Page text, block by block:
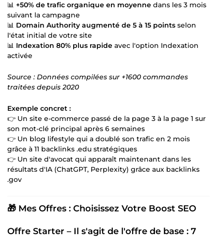
📊 +50% de trafic organique en moyenne dans les 3 mois
suivant la campagne
📊 Domain Authority augmenté de 5 à 15 points selon
l'état initial de votre site
📊 Indexation 80% plus rapide avec l'option Indexation
activée
Source : Données compilées sur +1600 commandes
traitées depuis 2020
Exemple concret :
👉 Un site e-commerce passé de la page 3 à la page 1 sur
son mot-clé principal après 6 semaines
👉 Un blog lifestyle qui a doublé son trafic en 2 mois
grâce à 11 backlinks .edu stratégiques
👉 Un site d'avocat qui apparaît maintenant dans les
résultats d'IA (ChatGPT, Perplexity) grâce aux backlinks
.gov
🎁 Mes Offres : Choisissez Votre Boost SEO
Offre Starter – Il s'agit de l'offre de base : 7